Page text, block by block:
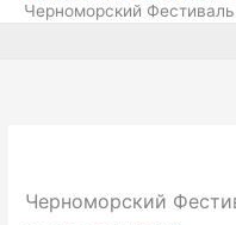
Черноморский
Черноморский